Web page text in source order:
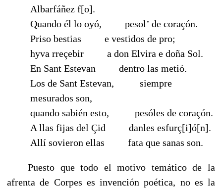
Albarfáñez f[o].
Quando él lo oyó,
------pesol’ de coraçón.
Priso bestias
------e vestidos de pro;
hyva rreçebir
------a don Elvira e doña Sol.
En Sant Estevan
dentro las metió.
Los de Sant Estevan,
siempre
mesurados son,
quando sabién esto,
pesóles de coraçón.
A llas fijas del Çid
------danles esfurç[i]ó[n].
Allí sovieron ellas
------fata que sanas son.
Puesto que todo el motivo temático de la
afrenta de Corpes es invención poética, no es la